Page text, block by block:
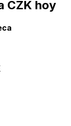
CZK hoy